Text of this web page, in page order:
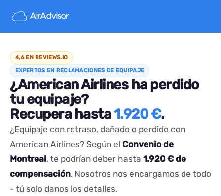
4,6 EN REVIEWS.IO
EXPERTOS EN RECLAMACIONES DE EQUIPAJE
¿American Airlines ha perdido
tu equipaje?
Recupera hasta1.920 €.
¿Equipaje con retraso, dañado o perdido con
American Airlines? Según el Convenio de
Montreal, te podrían deber hasta 1.920 € de
compensación. Nosotros nos encargamos de todo
- tú solo danos los detalles.